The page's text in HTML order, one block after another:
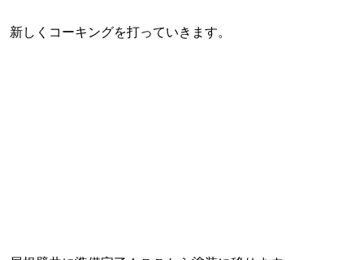
新しくコーキングを打っていきます。